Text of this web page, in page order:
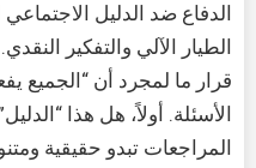
الدفاع ضد الدليل
الطيار الآلي والتفكير
قرار ما لمجرد أن “الجميع
الأسئلة. أولاً، هل هذا
المراجعات تبدو حقيقية